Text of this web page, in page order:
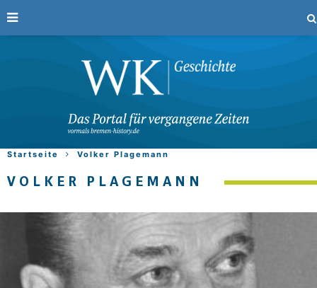
Startseite Volker Plagemann
VOLKER PLAGEMANN